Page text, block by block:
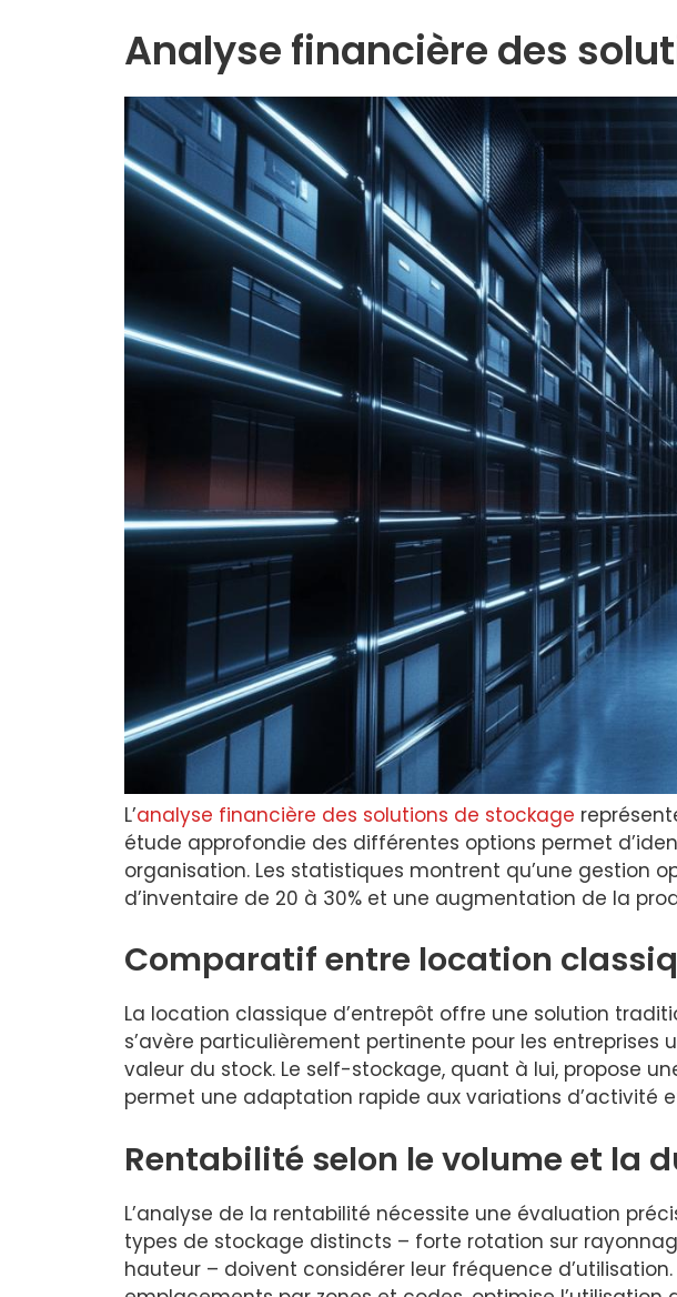
Analyse financière des
L’analyse financière des solutions de stockage
étude approfondie des différentes options permet
organisation. Les statistiques montrent qu’une gestion
d’inventaire de 20 à 30% et une augmentation de la
Comparatif entre location
La location classique d’entrepôt offre une solution
s’avère particulièrement pertinente pour les entreprises
valeur du stock. Le self-stockage, quant à lui, propose
permet une adaptation rapide aux variations d’activité
Rentabilité selon le volume et la
L’analyse de la rentabilité nécessite une évaluation
types de stockage distincts – forte rotation sur
hauteur – doivent considérer leur fréquence